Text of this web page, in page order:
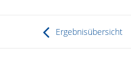
Ergebnisübersicht